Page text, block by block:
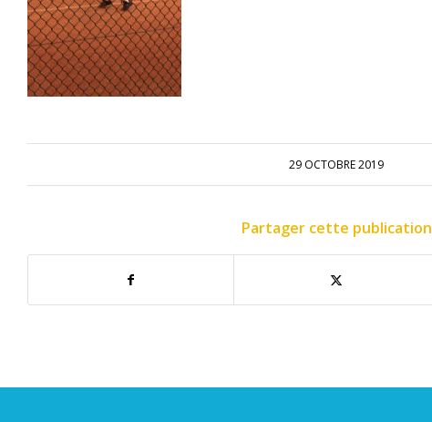
29 OCTOBRE 2019
Partager cette publication